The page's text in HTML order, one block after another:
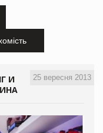
25 вересня 2013
И